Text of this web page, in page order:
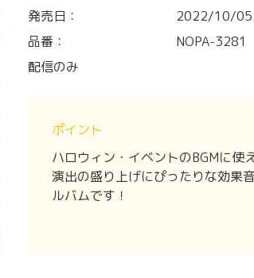
発売日：
2022/10/05
品番：
NOPA-3281
配信のみ
ポイント
ハロウィン・イベントのBGMに使
演出の盛り上げにぴったりな効果
ルバムです！